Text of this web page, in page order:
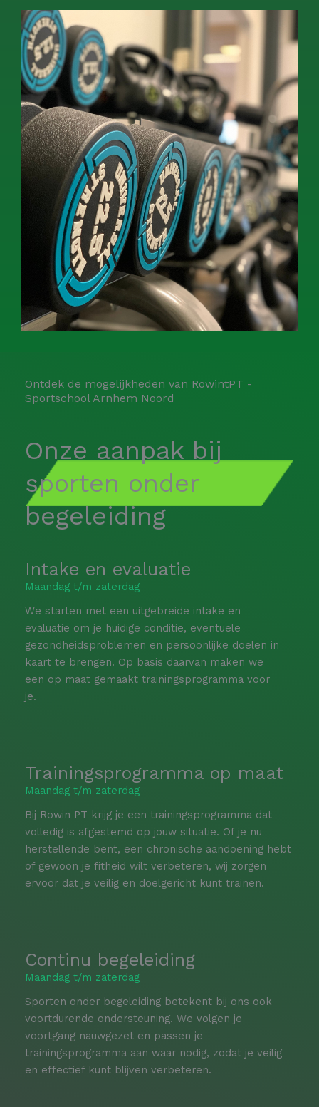
Ontdek de mogelijkheden van RowintPT -
Sportschool Arnhem Noord
Onze aanpak bij
sporten onder
begeleiding
Intake en evaluatie
Maandag t/m zaterdag
We starten met een uitgebreide intake en
evaluatie om je huidige conditie, eventuele
gezondheidsproblemen en persoonlijke doelen in
kaart te brengen. Op basis daarvan maken we
een op maat gemaakt trainingsprogramma voor
je.
Trainingsprogramma op maat
Maandag t/m zaterdag
Bij Rowin PT krijg je een trainingsprogramma dat
volledig is afgestemd op jouw situatie. Of je nu
herstellende bent, een chronische aandoening hebt
of gewoon je fitheid wilt verbeteren, wij zorgen
ervoor dat je veilig en doelgericht kunt trainen.
Continu begeleiding
Maandag t/m zaterdag
Sporten onder begeleiding betekent bij ons ook
voortdurende ondersteuning. We volgen je
voortgang nauwgezet en passen je
trainingsprogramma aan waar nodig, zodat je veilig
en effectief kunt blijven verbeteren.